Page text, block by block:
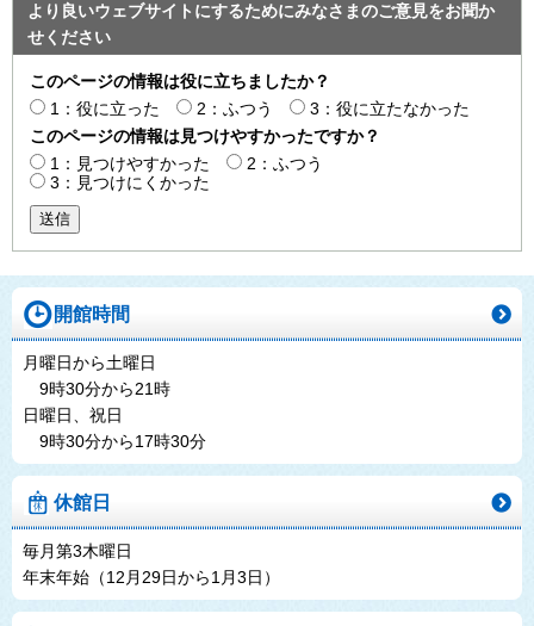
より良いウェブサイトにするためにみなさまのご意見をお聞か
せください
このページの情報は役に立ちましたか？
1：役に立った
2：ふつう
3：役に立たなかった
このページの情報は見つけやすかったですか？
1：見つけやすかった
2：ふつう
3：見つけにくかった
送信
開館時間
月曜日から土曜日
9時30分から21時
日曜日、祝日
9時30分から17時30分
休館日
毎月第3木曜日
年末年始（12月29日から1月3日）